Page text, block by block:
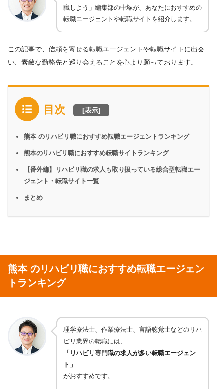
職しよう」編集部の中塚が、あなたにおすすめの
転職エージェントや転職サイトを紹介します。
この記事で、信頼を寄せる転職エージェントや転職サイトに出会
い、素敵な勤務先と巡り会えることを心より願っております。
目次 [表示]
熊本 のリハビリ職におすすめ転職エージェントランキング
熊本のリハビリ職におすすめ転職サイトランキング
【番外編】リハビリ職の求人も取り扱っている総合型転職エー
ジェント・転職サイト一覧
まとめ
熊本 のリハビリ職におすすめ転職エージェン
トランキング
理学療法士、作業療法士、言語聴覚士などのリハ
ビリ業界の転職には、
「リハビリ専門職の求人が多い転職エージェン
ト」
がおすすめです。